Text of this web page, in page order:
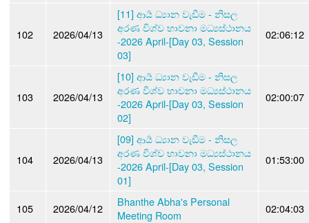
102 2026/04/13
[11] ආර්‍ය ධ්‍යාන වැඩීම - නිසල
අරණ විශ්ව භාවනා මධ්‍යස්ථානය
-2026 April-[Day 03, Session
03]
02:06:12
103 2026/04/13
[10] ආර්‍ය ධ්‍යාන වැඩීම - නිසල
අරණ විශ්ව භාවනා මධ්‍යස්ථානය
-2026 April-[Day 03, Session
02]
02:00:07
104 2026/04/13
[09] ආර්‍ය ධ්‍යාන වැඩීම - නිසල
අරණ විශ්ව භාවනා මධ්‍යස්ථානය
-2026 April-[Day 03, Session
01]
01:53:00
105 2026/04/12
Bhanthe Abha's Personal
Meeting Room
02:04:03